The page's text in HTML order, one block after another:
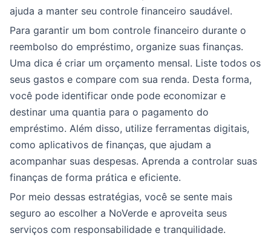
ajuda a manter seu controle financeiro saudável.
Para garantir um bom controle financeiro durante o
reembolso do empréstimo, organize suas finanças.
Uma dica é criar um orçamento mensal. Liste todos os
seus gastos e compare com sua renda. Desta forma,
você pode identificar onde pode economizar e
destinar uma quantia para o pagamento do
empréstimo. Além disso, utilize ferramentas digitais,
como aplicativos de finanças, que ajudam a
acompanhar suas despesas. Aprenda a controlar suas
finanças de forma prática e eficiente.
Por meio dessas estratégias, você se sente mais
seguro ao escolher a NoVerde e aproveita seus
serviços com responsabilidade e tranquilidade.